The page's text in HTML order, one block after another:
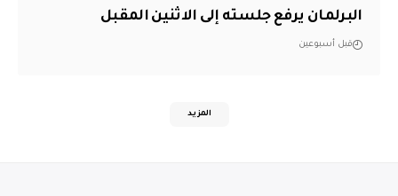
البرلمان يرفع جلسته إلى الاثنين المقبل
قبل أسبوعين
المزيد